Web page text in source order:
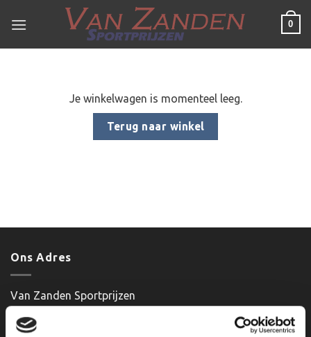
naar
0
Je winkelwagen is momenteel leeg.
Terug naar winkel
Ons Adres
Van Zanden Sportprijzen
4901KM Oosterhout